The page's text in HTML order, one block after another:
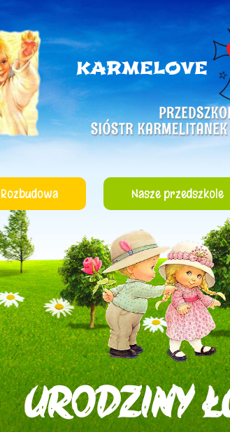
Rozbudowa Nasze przedszkole
URODZINY